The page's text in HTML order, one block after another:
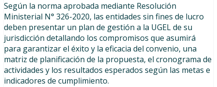
Según la norma aprobada mediante Resolución
Ministerial N° 326-2020, las entidades sin fines de lucro
deben presentar un plan de gestión a la UGEL de su
jurisdicción detallando los compromisos que asumirá
para garantizar el éxito y la eficacia del convenio, una
matriz de planificación de la propuesta, el cronograma de
actividades y los resultados esperados según las metas e
indicadores de cumplimiento.